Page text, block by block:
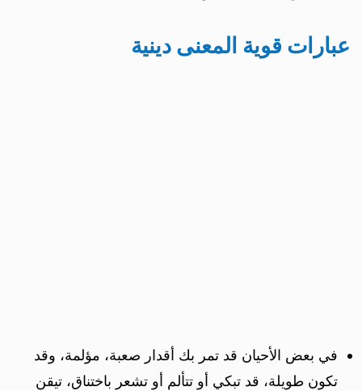
عبارات قوية المعنى دينية
في بعض الأحيان قد تمر بك أقدار صعبة، مؤلمة، وقد
تكون طويلة، قد تبكي أو تتألم أو تشعر باختناق، تيقن